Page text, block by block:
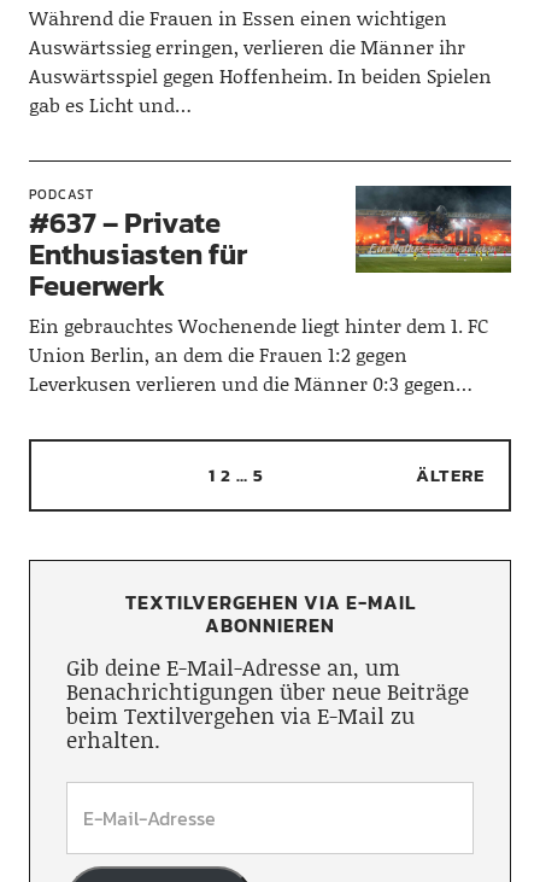
Während die Frauen in Essen einen wichtigen
Auswärtssieg erringen, verlieren die Männer ihr
Auswärtsspiel gegen Hoffenheim. In beiden Spielen
gab es Licht und…
PODCAST
#637 – Private
Enthusiasten für
Feuerwerk
Ein gebrauchtes Wochenende liegt hinter dem 1. FC
Union Berlin, an dem die Frauen 1:2 gegen
Leverkusen verlieren und die Männer 0:3 gegen…
1 2 … 5 ÄLTERE
TEXTILVERGEHEN VIA E-MAIL
ABONNIEREN
Gib deine E-Mail-Adresse an, um
Benachrichtigungen über neue Beiträge
beim Textilvergehen via E-Mail zu
erhalten.